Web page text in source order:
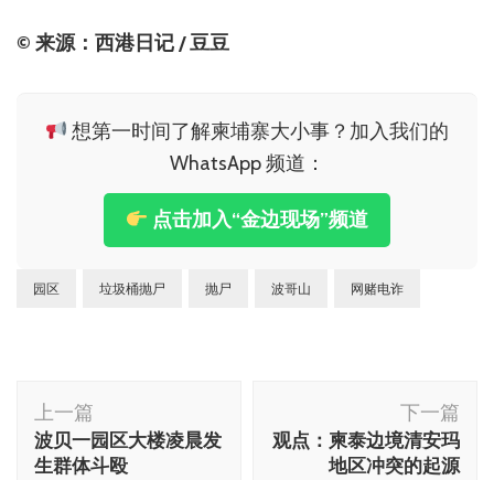
© 来源：西港日记 / 豆豆
想第一时间了解柬埔寨大小事？加入我们的
WhatsApp 频道：
点击加入“金边现场”频道
园区 垃圾桶抛尸 抛尸 波哥山 网赌电诈
博
文
导
上一篇
波贝一园区大楼凌晨发
生群体斗殴
下一篇
观点：柬泰边境清安玛
地区冲突的起源